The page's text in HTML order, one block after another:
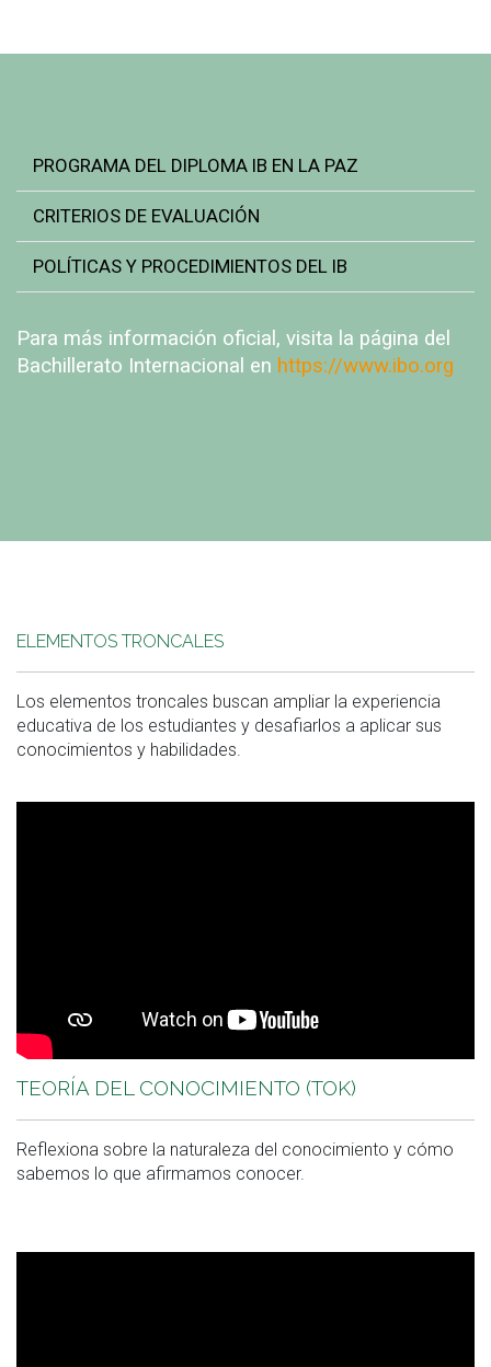
PROGRAMA DEL DIPLOMA IB EN LA PAZ
CRITERIOS DE EVALUACIÓN
POLÍTICAS Y PROCEDIMIENTOS DEL IB
Para más información oficial, visita la página del
Bachillerato Internacional en https://www.ibo.org
ELEMENTOS TRONCALES
Los elementos troncales buscan ampliar la experiencia
educativa de los estudiantes y desafiarlos a aplicar sus
conocimientos y habilidades.
TEORÍA DEL CONOCIMIENTO (TOK)
Reflexiona sobre la naturaleza del conocimiento y cómo
sabemos lo que afirmamos conocer.